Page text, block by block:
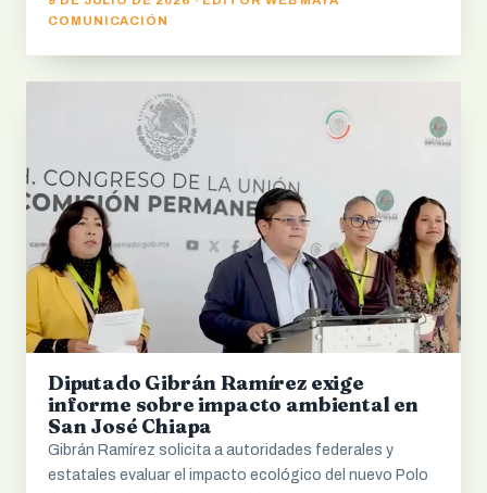
COMUNICACIÓN
Diputado Gibrán Ramírez exige
informe sobre impacto ambiental en
San José Chiapa
Gibrán Ramírez solicita a autoridades federales y
estatales evaluar el impacto ecológico del nuevo Polo